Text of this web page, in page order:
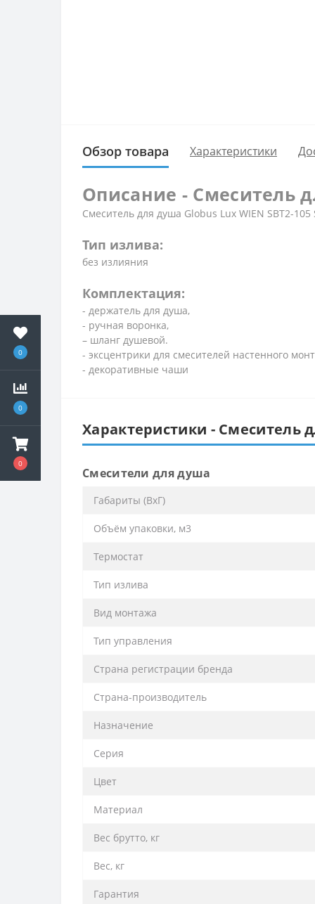
0
0
0
Обзор товара Характеристики
Описание - Смеситель
Смеситель для душа Globus Lux WIEN SBT2-105
Тип излива:
без излияния
Комплектация:
- держатель для душа,
- ручная воронка,
– шланг душевой.
- эксцентрики для смесителей настенного
- декоративные чаши
Характеристики - Смеситель
Смесители для душа
Габариты (ВхГ)
Объём упаковки, м3
Термостат
Тип излива
Вид монтажа
Тип управления
Страна регистрации бренда
Страна-производитель
Назначение
Серия
Цвет
Материал
Вес брутто, кг
Вес, кг
Гарантия